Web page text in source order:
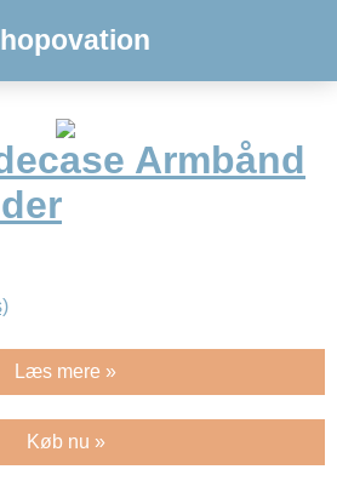
Armbånd
Læs mere »
Køb nu »